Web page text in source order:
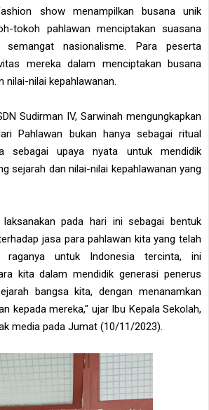
show menampilkan busana unik
tokoh pahlawan menciptakan suasana
nasionalisme. Para peserta
mereka dalam menciptakan busana
nilai-nilai kepahlawanan.
Sudirman IV, Sarwinah mengungkapkan
Pahlawan bukan hanya sebagai ritual
sebagai upaya nyata untuk mendidik
sejarah dan nilai-nilai kepahlawanan yang
pada hari ini sebagai bentuk
jasa para pahlawan kita yang telah
raganya untuk Indonesia tercinta, ini
kita dalam mendidik generasi penerus
bangsa kita, dengan menanamkan
kepada mereka," ujar Ibu Kepala Sekolah,
media pada Jumat (10/11/2023).